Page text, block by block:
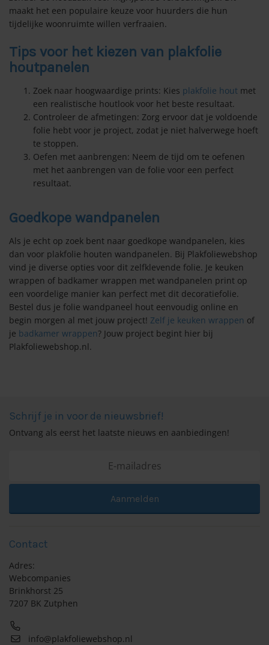
Lineafix
maakt het een populaire keuze voor huurders die hun
tijdelijke woonruimte willen verfraaien.
Tips voor het kiezen van plakfolie
houtpanelen
Zoek naar hoogwaardige prints: Kies plakfolie hout met
een realistische houtlook voor het beste resultaat.
Controleer de afmetingen: Zorg ervoor dat je voldoende
folie hebt voor je project, zodat je niet halverwege hoeft
te stoppen.
Oefen met aanbrengen: Neem de tijd om te oefenen
met het aanbrengen van de folie voor een perfect
resultaat.
Goedkope wandpanelen
Als je echt op zoek bent naar goedkope wandpanelen, kies
dan voor plakfolie houten wandpanelen. Bij Plakfoliewebshop
vind je diverse opties voor dit zelfklevende folie. Je keuken
wrappen of badkamer wrappen met wandpanelen print op
een voordelige manier kan perfect met dit decoratiefolie.
Bestel dus je folie wandpaneel hout eenvoudig online en
begin morgen al met jouw project! Zelf je keuken wrappen of
je badkamer wrappen? Jouw project begint hier bij
Plakfoliewebshop.nl.
Schrijf je in voor de nieuwsbrief!
Ontvang als eerst het laatste nieuws en aanbiedingen!
Aanmelden
Contact
Adres:
Webcompanies
Brinkhorst 25
7207 BK Zutphen
info@plakfoliewebshop.nl